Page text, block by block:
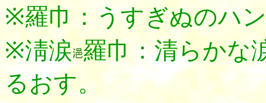
※羅巾：うすぎぬのハ
※淸涙 羅巾：清らかな
るおす。